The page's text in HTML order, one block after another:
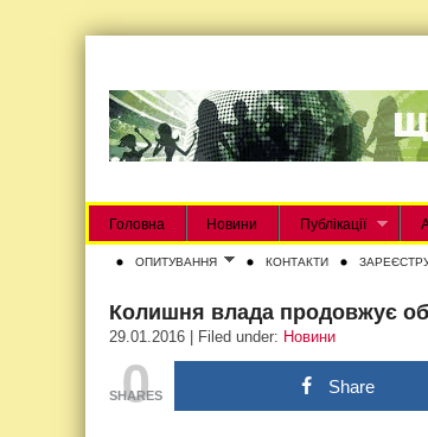
Головна Новини Публікації
ОПИТУВАННЯ КОНТАКТИ
Колишня влада продовжує
29.01.2016 | Filed under: Новини
0
SHARES Share